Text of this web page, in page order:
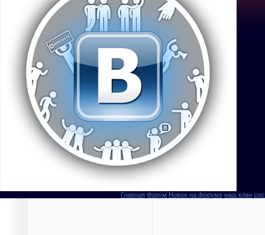
Главная Форум Новое на форуме наш клан